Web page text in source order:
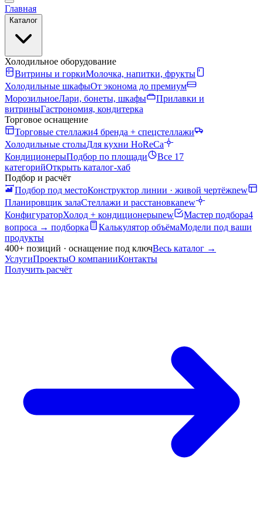
Главная
Каталог
Холодильное оборудование
Витрины и горкиМолочка, напитки, фрукты
Холодильные шкафыОт эконома до премиум
МорозильноеЛари, бонеты, шкафы
Прилавки и
витриныГастрономия, кондитерка
Торговое оснащение
Торговые стеллажи4 бренда + спецстеллажи
Холодильные столыДля кухни HoReCa
КондиционерыПодбор по площади
Все 17
категорийОткрыть каталог-хаб
Подбор и расчёт
Подбор под местоКонструктор линии · живой чертёжnew
Планировщик залаСтеллажи и расстановкаnew
КонфигураторХолод + кондиционерыnew Мастер подбора4
вопроса → подборка
Калькулятор объёмаМодели под ваши
продукты
400+ позиций · оснащение под ключВесь каталог →
УслугиПроектыО компанииКонтакты
Получить расчёт